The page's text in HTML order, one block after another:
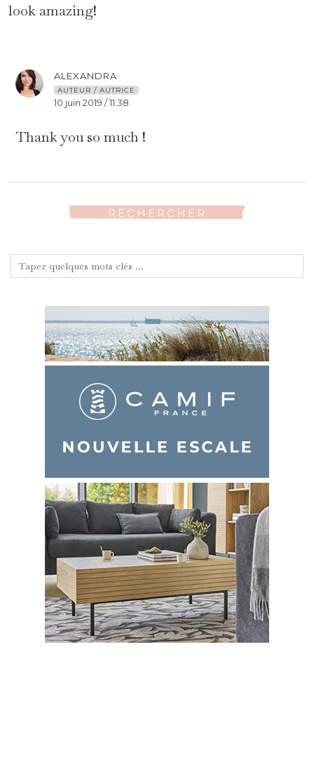
look amazing!
ALEXANDRA
AUTEUR / AUTRICE
10 juin 2019 / 11:38
Thank you so much !
RECHERCHER